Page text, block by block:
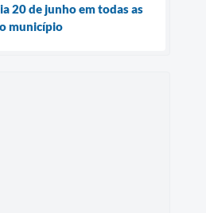
20 de junho em todas as
município